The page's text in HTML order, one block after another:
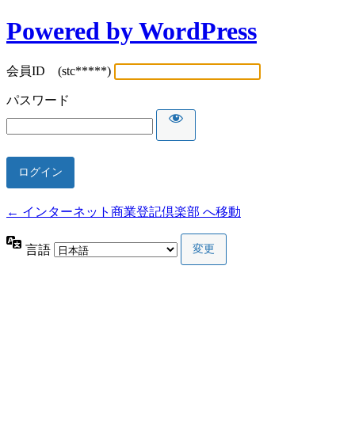
Powered by WordPress
会員ID (stc*****)
パスワード
← インターネット商業登記倶楽部 へ移動
言語